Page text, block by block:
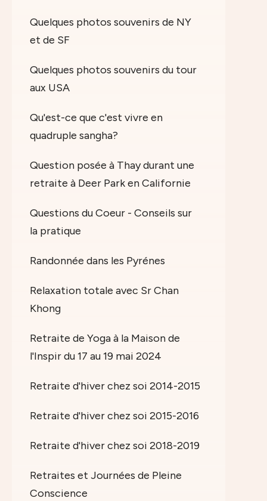
Quelques photos souvenirs de NY
et de SF
Quelques photos souvenirs du tour
aux USA
Qu'est-ce que c'est vivre en
quadruple sangha?
Question posée à Thay durant une
retraite à Deer Park en Californie
Questions du Coeur - Conseils sur
la pratique
Randonnée dans les Pyrénes
Relaxation totale avec Sr Chan
Khong
Retraite de Yoga à la Maison de
l'Inspir du 17 au 19 mai 2024
Retraite d'hiver chez soi 2014-2015
Retraite d'hiver chez soi 2015-2016
Retraite d'hiver chez soi 2018-2019
Retraites et Journées de Pleine
Conscience